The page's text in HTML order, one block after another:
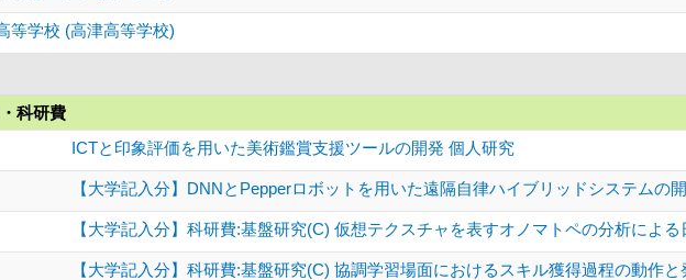
等学校 (高津高等学校)
科研費
ICTと印象評価を用いた美術鑑賞支援ツールの開発 個人研究
【大学記入分】DNNとPepperロボットを用いた遠隔自律ハイブリッドシステムの
【大学記入分】科研費:基盤研究(C) 仮想テクスチャを表すオノマトペの分析によ
【大学記入分】科研費:基盤研究(C) 協調学習場面におけるスキル獲得過程の動作